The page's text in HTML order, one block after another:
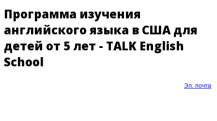
Программа изучения
английского языка в США для
детей от 5 лет - TALK English
School
Эл. почта